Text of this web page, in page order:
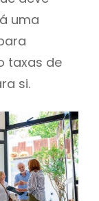
uma
taxas de
si.